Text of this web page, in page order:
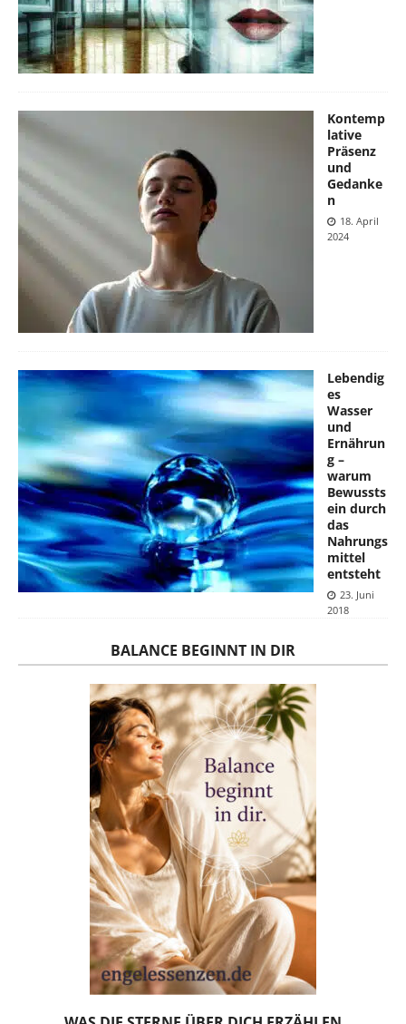
Kontemp
lative
Präsenz
und
Gedanke
n
18. April
2024
Lebendig
es
Wasser
und
Ernährun
g –
warum
Bewussts
ein durch
das
Nahrungs
mittel
entsteht
23. Juni
2018
BALANCE BEGINNT IN DIR